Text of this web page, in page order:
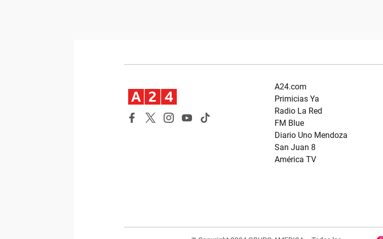
A24.com
Primicias Ya
Radio La Red
FM Blue
Diario Uno Mendoza
San Juan 8
América TV